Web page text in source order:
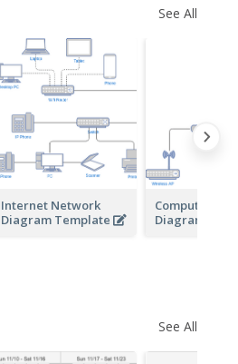
See All
Internet Network
Diagram Template
Computer
Diagram
See All